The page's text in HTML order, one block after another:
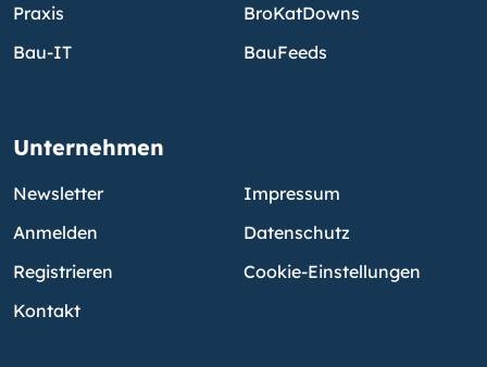
Praxis
Bau-IT
BroKatDowns
BauFeeds
Unternehmen
Newsletter
Anmelden
Registrieren
Kontakt
Impressum
Datenschutz
Cookie-Einstellungen